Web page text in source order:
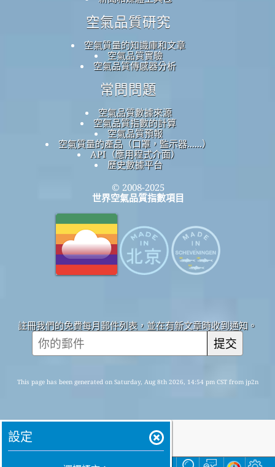
空氣品質研究
空氣質量的知識庫和文章
空氣品質實驗
空氣品質傳感器分析
常問問題
空氣品質數據來源
空氣品質指數的計算
空氣品質預報
空氣質量的產品（口罩，監示器......）
API（應用程式介面）
歷史數據平台
© 2008-2025
世界空氣品質指數項目
註冊我們的免費每月郵件列表，並在有新文章時收到通知。
提交
This page has been generated on Saturday, Aug 8th 2026, 14:54 pm CST from jp2n
設定